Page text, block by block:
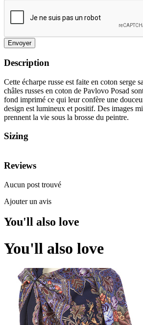
Envoyer
Description
Cette écharpe russe est faite en coton serge
châles russes en coton de Pavlovo Posad
fond imprimé ce qui leur confère une
design est lumineux et positif. Des images
prennent la vie sous la brosse du peintre.
Sizing
Reviews
Aucun post trouvé
Ajouter un avis
You'll also love
You'll also love